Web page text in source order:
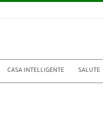
CASA INTELLIGENTE SALUTE